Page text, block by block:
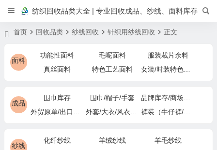
纺织回收品类大全 | 专业回收成品、纱线、面料库存
首页 回收品类 纱线回收 针织用纱线回收 正文
面料
功能性面料 毛呢面料
服装裁片余料
真丝面料
特色工艺面料
成品
围巾库存 围巾/帽子/手套
纱线
化纤纱线 羊绒纱线
羊毛纱线